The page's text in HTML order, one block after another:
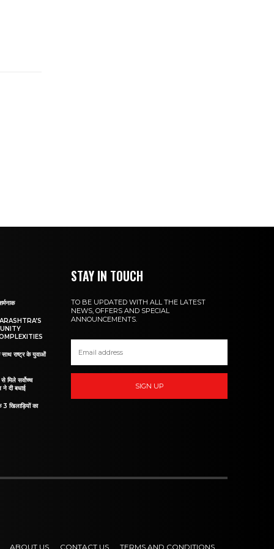
साथ राष्ट्र के युवाओं
से मिले सर्वोच्च
ने दी बधाई
खिलाड़ियों का
STAY IN TOUCH
TO BE UPDATED WITH ALL THE LATEST
NEWS, OFFERS AND SPECIAL
ANNOUNCEMENTS.
SIGN UP
ABOUT US CONTACT US TERMS AND CONDITIONS